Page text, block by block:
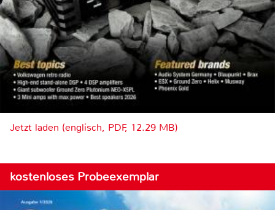
Jetzt laden (englisch, PDF, 12.29 MB)
kostenloses Probeexemplar